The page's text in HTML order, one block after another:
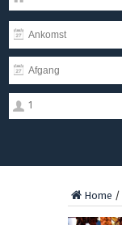
1
Home /